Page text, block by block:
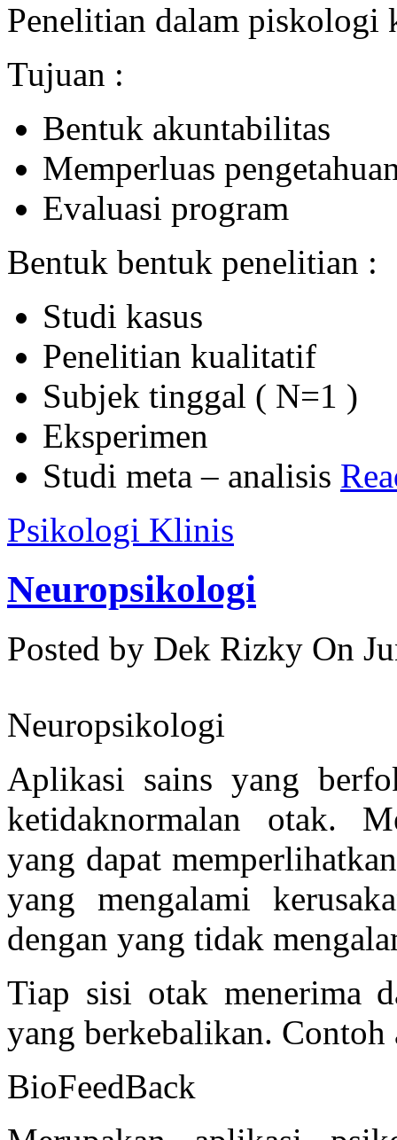
Penelitian dalam piskologi
Tujuan :
Bentuk akuntabilitas
Memperluas
Evaluasi program
Bentuk bentuk penelitian :
Studi kasus
Penelitian kualitatif
Subjek tinggal ( N=1 )
Eksperimen
Studi meta – analisis
Psikologi Klinis
Neuropsikologi
Posted by Dek Rizky On
Neuropsikologi
Aplikasi sains yang
ketidaknormalan otak.
yang dapat
yang mengalami
dengan yang tidak
Tiap sisi otak menerima
yang berkebalikan. Contoh
BioFeedBack